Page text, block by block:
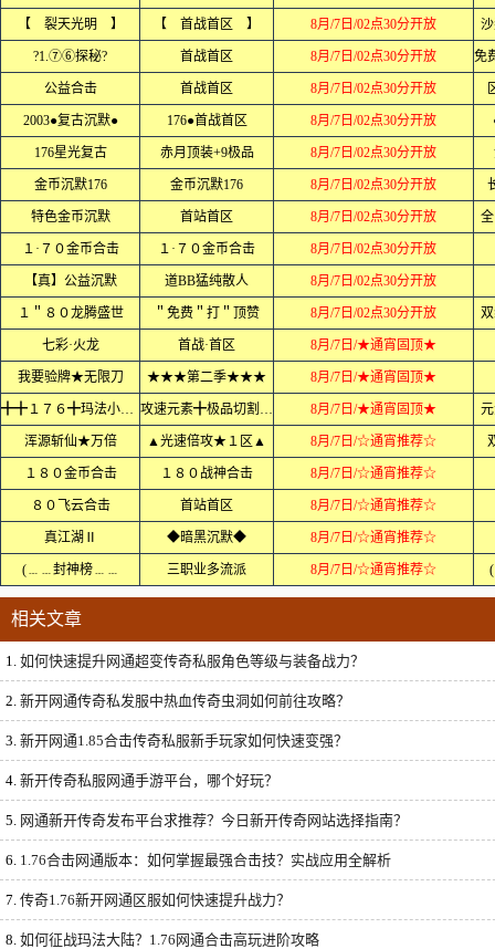
【 裂天光明 】 【 首战首区 】 8月/7日/02点30分开放
?1.⑦⑥探秘? 首战首区 8月/7日/02点30分开放
公益合击 首战首区 8月/7日/02点30分开放
2003●复古沉默● 176●首战首区 8月/7日/02点30分开放
176星光复古 赤月顶装+9极品 8月/7日/02点30分开放
金币沉默176 金币沉默176 8月/7日/02点30分开放
特色金币沉默 首站首区 8月/7日/02点30分开放
１·７０金币合击 １·７０金币合击 8月/7日/02点30分开放
【真】公益沉默 道BB猛纯散人 8月/7日/02点30分开放
１＂８０龙腾盛世 ＂免费＂打＂顶赞 8月/7日/02点30分开放
七彩·火龙 首战·首区 8月/7日/★通宵固顶★
我要验牌★无限刀 ★★★第二季★★★ 8月/7日/★通宵固顶★
╋╋１７６╋玛法小极品 攻速元素╋极品切割╋╋ 8月/7日/★通宵固顶★
浑源斩仙★万倍 ▲光速倍攻★１区▲ 8月/7日/☆通宵推荐☆
１８０金币合击 １８０战神合击 8月/7日/☆通宵推荐☆
８０飞云合击 首站首区 8月/7日/☆通宵推荐☆
真江湖Ⅱ ◆暗黑沉默◆ 8月/7日/☆通宵推荐☆
(﹍﹍封神榜﹍﹍ 三职业多流派 8月/7日/☆通宵推荐☆
相关文章
1. 如何快速提升网通超变传奇私服角色等级与装备战力？
2. 新开网通传奇私发服中热血传奇虫洞如何前往攻略？
3. 新开网通1.85合击传奇私服新手玩家如何快速变强？
4. 新开传奇私服网通手游平台，哪个好玩？
5. 网通新开传奇发布平台求推荐？今日新开传奇网站选择指南？
6. 1.76合击网通版本：如何掌握最强合击技？实战应用全解析
7. 传奇1.76新开网通区服如何快速提升战力？
8. 如何征战玛法大陆？1.76网通合击高玩进阶攻略